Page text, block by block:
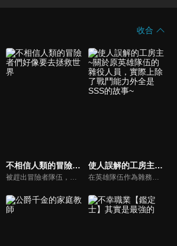
收合
不相信人類的冒險者們好像要去拯救世界
被趕出冒險者隊伍，又被女友欺騙的落魄輕戰士尼克，來到了一間酒館，像是要把一切煩心事都拋到九霄雲外似地猛灌酒。「人類什麼的能信個屁啊！！！！」焦躁和不滿不由自主地脫口而出。本該是只屬於自己的這股情緒，卻有四個人同時發出了相同聲音。各自懷著創傷，屬於他們的正宗冒險即將開幕！
使人誤解的工房主~關於原英雄隊伍的雜役人員，實際上除了戰鬥能力外全是SSS的故事~
在英雄隊伍作為雜務人員工作的溫柔少年格爾特，某天因「沒用」突然被逐出隊伍，甚至被判斷戰鬥相關的各種適性都是最低等級。格爾特為了維持生計，開始幫忙各式各樣的工作，但想不到他在所到之處都展現了超乎人類的驚人才能！因為格爾特除了戰鬥以外的領域，其實都是適性最高的 SSS 級…！然而關鍵的本人對此毫無發覺，並誤認是「常見的事」。這無自覺的行動將會拯救人們、城鎮、甚至國家！？被英雄隊伍開除的少年踏上不知所措的旅途——而這便是那「常見的故事」。